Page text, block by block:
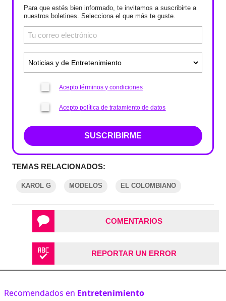
Para que estés bien informado, te invitamos a suscribirte a
nuestros boletines. Selecciona el que más te guste.
Acepto términos y condiciones
Acepto política de tratamiento de datos
SUSCRIBIRME
TEMAS RELACIONADOS:
KAROL G MODELOS EL COLOMBIANO
COMENTARIOS
REPORTAR UN ERROR
Recomendados en Entretenimiento